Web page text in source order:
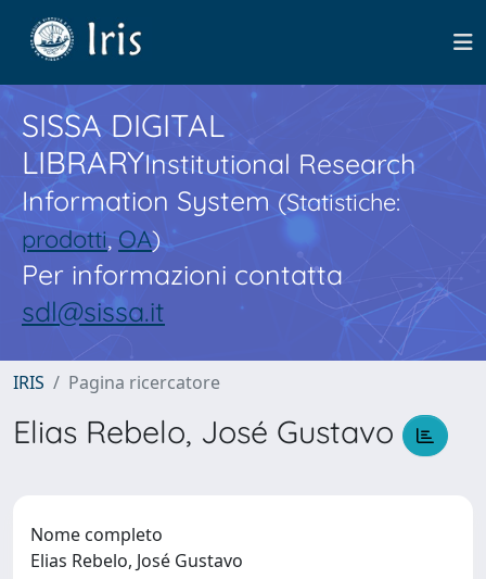
SISSA DIGITAL
LIBRARYInstitutional Research
Information System(Statistiche:
prodotti,OA)
Per informazioni contatta
sdl@sissa.it
IRIS Pagina ricercatore
Elias Rebelo, José Gustavo
Nome completo
Elias Rebelo, José Gustavo